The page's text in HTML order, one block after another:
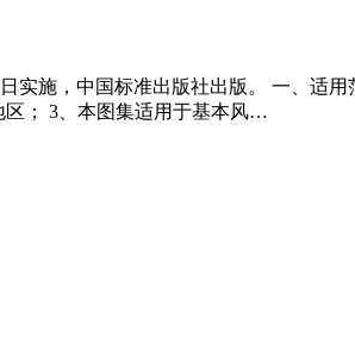
实施，中国标准出版社出版。 一、适
区； 3、本图集适用于基本风…